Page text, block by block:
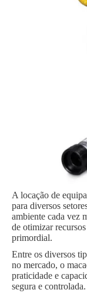
A locação de
para diversos
ambiente cada vez
de otimizar
primordial.
Entre os diversos
no mercado, o
praticidade e
segura e controlada.